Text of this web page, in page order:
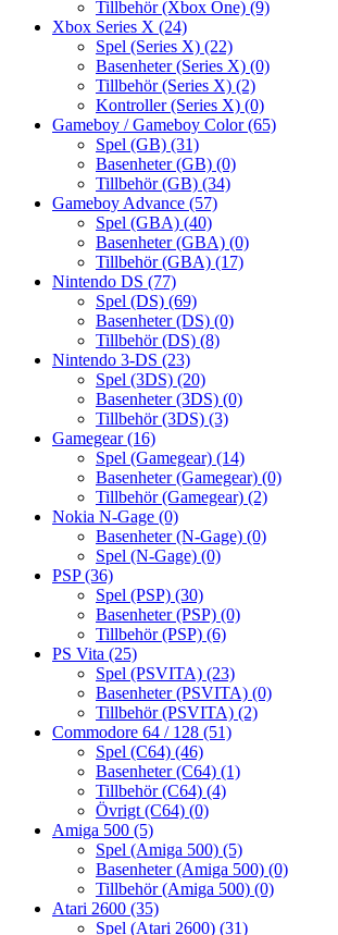
Tillbehör (Xbox One) (9)
Xbox Series X (24)
Spel (Series X) (22)
Basenheter (Series X) (0)
Tillbehör (Series X) (2)
Kontroller (Series X) (0)
Gameboy / Gameboy Color(65)
Spel (GB) (31)
Basenheter (GB) (0)
Tillbehör (GB) (34)
Gameboy Advance (57)
Spel (GBA) (40)
Basenheter (GBA) (0)
Tillbehör (GBA) (17)
Nintendo DS (77)
Spel (DS) (69)
Basenheter (DS) (0)
Tillbehör (DS) (8)
Nintendo 3-DS (23)
Spel (3DS) (20)
Basenheter (3DS) (0)
Tillbehör (3DS) (3)
Gamegear(16)
Spel (Gamegear) (14)
Basenheter (Gamegear) (0)
Tillbehör (Gamegear) (2)
Nokia N-Gage (0)
Basenheter (N-Gage) (0)
Spel (N-Gage) (0)
PSP(36)
Spel (PSP) (30)
Basenheter (PSP) (0)
Tillbehör (PSP) (6)
PS Vita (25)
Spel (PSVITA) (23)
Basenheter (PSVITA) (0)
Tillbehör (PSVITA) (2)
Commodore 64 / 128 (51)
Spel (C64) (46)
Basenheter (C64) (1)
Tillbehör (C64) (4)
Övrigt (C64) (0)
Amiga 500 (5)
Spel (Amiga 500) (5)
Basenheter (Amiga 500) (0)
Tillbehör (Amiga 500) (0)
Atari 2600 (35)
Spel (Atari 2600) (31)